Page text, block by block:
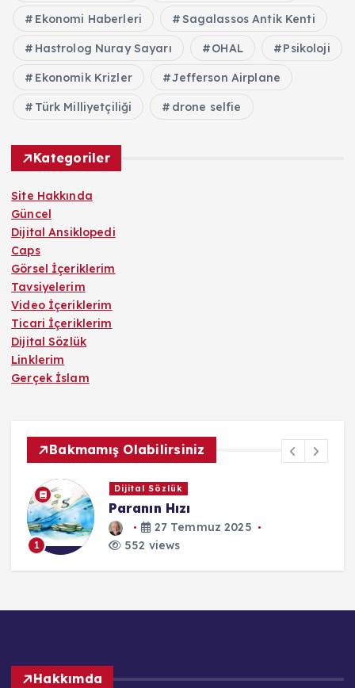
Ekonomi Haberleri Sagalassos Antik Kenti
Hastrolog Nuray Sayarı OHAL Psikoloji
Ekonomik Krizler Jefferson Airplane
Türk Milliyetçiliği drone selfie
Kategoriler
Site Hakkında
Güncel
Dijital Ansiklopedi
Caps
Görsel İçeriklerim
Tavsiyelerim
Video İçeriklerim
Ticari İçeriklerim
Dijital Sözlük
Linklerim
Gerçek İslam
Bakmamış Olabilirsiniz
1
Dijital Sözlük
Paranın Hızı
27 Temmuz 2025
552 views
Hakkımda